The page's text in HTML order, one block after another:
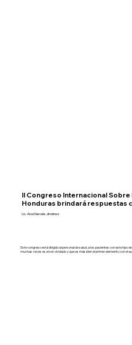
II Congreso Internacional
Honduras brindará respuestas
Lic. Ana Marcela Jiménez
Este congreso está dirigido al personal de salud, a los pacientes con este tipo
muchas veces es el ser olvidado y que es más bien el primer elemento con el